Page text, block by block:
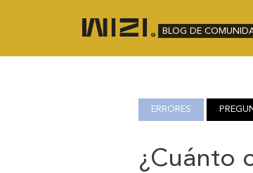
BLOG DE
ERRORES
¿Cuánto